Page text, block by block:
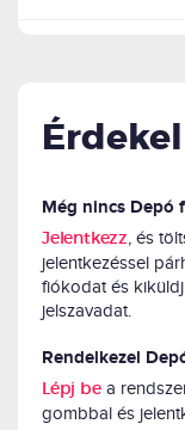
Még nincs Depó
Jelentkezz, és
jelentkezéssel
fiókodat és
jelszavadat.
Rendelkezel
Lépj bea
gombbal és